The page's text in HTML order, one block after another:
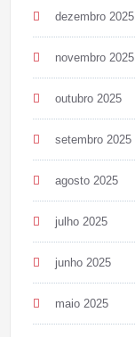
dezembro 2025
novembro 2025
outubro 2025
setembro 2025
agosto 2025
julho 2025
junho 2025
maio 2025